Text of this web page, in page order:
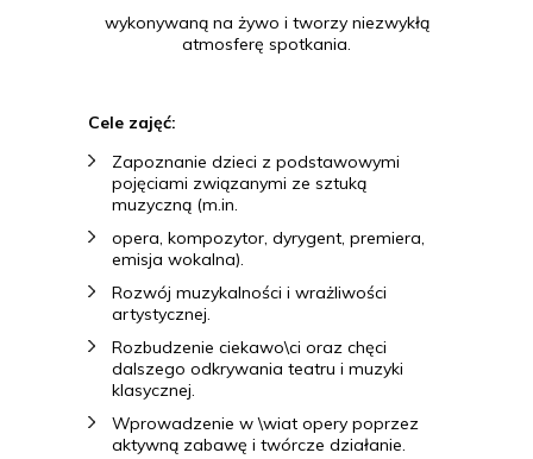
wykonywaną na żywo i tworzy niezwykłą
atmosferę spotkania.
Cele zajęć:
Zapoznanie dzieci z podstawowymi
pojęciami związanymi ze sztuką
muzyczną (m.in.
opera, kompozytor, dyrygent, premiera,
emisja wokalna).
Rozwój muzykalności i wrażliwości
artystycznej.
Rozbudzenie ciekawo\ci oraz chęci
dalszego odkrywania teatru i muzyki
klasycznej.
Wprowadzenie w \wiat opery poprzez
aktywną zabawę i twórcze działanie.